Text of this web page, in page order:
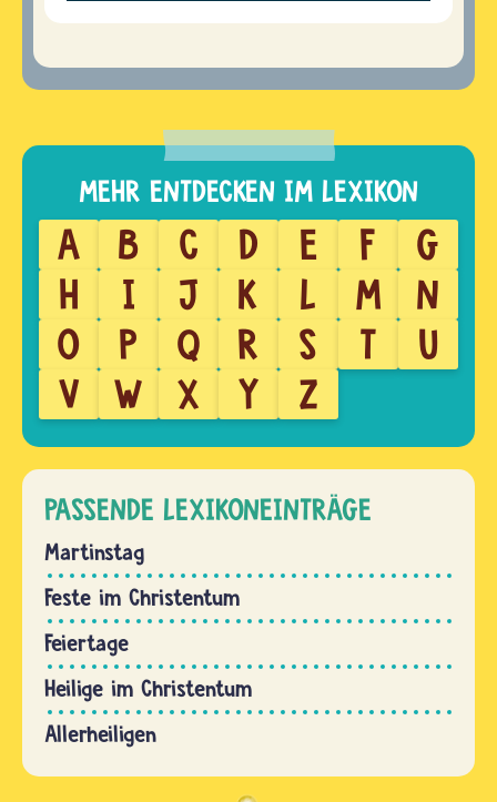
A B C D E F
G
H
I J K L M
N
O
P Q R S T
U
V
W X Y Z
PASSENDE LEXIKONEINTRÄGE
Martinstag
Feste im Christentum
Feiertage
Heilige im Christentum
Allerheiligen